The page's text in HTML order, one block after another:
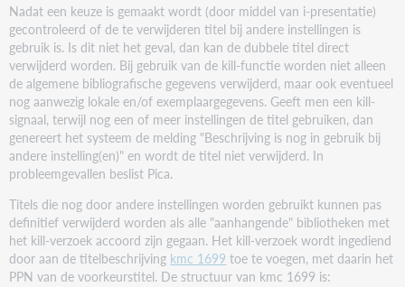
Nadat een keuze is gemaakt wordt (door middel van i-presentatie)
gecontroleerd of de te verwijderen titel bij andere instellingen is
gebruik is. Is dit niet het geval, dan kan de dubbele titel direct
verwijderd worden. Bij gebruik van de kill-functie worden niet alleen
de algemene bibliografische gegevens verwijderd, maar ook eventueel
nog aanwezig lokale en/of exemplaargegevens. Geeft men een kill-
signaal, terwijl nog een of meer instellingen de titel gebruiken, dan
genereert het systeem de melding "Beschrijving is nog in gebruik bij
andere instelling(en)" en wordt de titel niet verwijderd. In
probleemgevallen beslist Pica.
Titels die nog door andere instellingen worden gebruikt kunnen pas
definitief verwijderd worden als alle "aanhangende" bibliotheken met
het kill-verzoek accoord zijn gegaan. Het kill-verzoek wordt ingediend
door aan de titelbeschrijving kmc 1699 toe te voegen, met daarin het
PPN van de voorkeurstitel. De structuur van kmc 1699 is: